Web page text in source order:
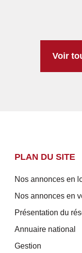
Voir
PLAN DU SITE
Nos annonces en
Nos annonces en
Présentation du
Annuaire national
Gestion